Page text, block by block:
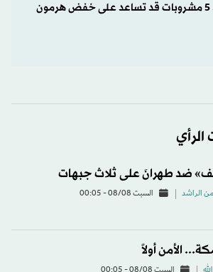
قبل النوم... 5 مشروبات قد تساعد على خفض هرمون
الرأي
ضد طهرانَ على ثلاث جبهات
الراشد السبت 08/08 - 00:05
الأمن أولاً